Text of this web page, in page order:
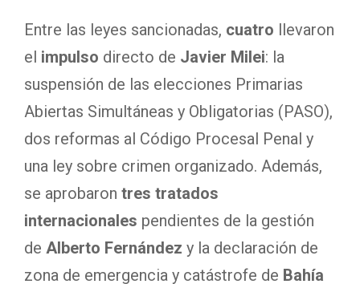
Entre las leyes sancionadas, cuatro llevaron
el impulso directo de Javier Milei: la
suspensión de las elecciones Primarias
Abiertas Simultáneas y Obligatorias (PASO),
dos reformas al Código Procesal Penal y
una ley sobre crimen organizado. Además,
se aprobaron tres tratados
internacionales pendientes de la gestión
de Alberto Fernández y la declaración de
zona de emergencia y catástrofe de Bahía